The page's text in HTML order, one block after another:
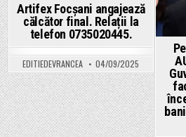
Artifex Focșani angajează
călcător final. Relații la
telefon 0735020445.
EDITIEDEVRANCEA 04/09/2025